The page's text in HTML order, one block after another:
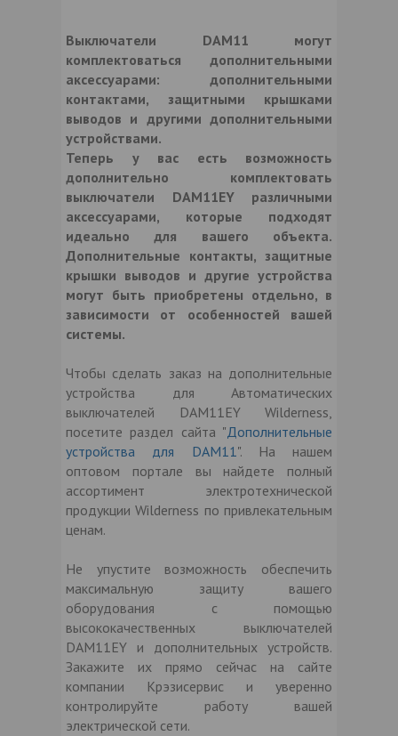
Выключатели DAM11 могут
комплектоваться дополнительными
аксессуарами: дополнительными
контактами, защитными крышками
выводов и другими дополнительными
устройствами.
Теперь у вас есть возможность
дополнительно комплектовать
выключатели DAM11EY различными
аксессуарами, которые подходят
идеально для вашего объекта.
Дополнительные контакты, защитные
крышки выводов и другие устройства
могут быть приобретены отдельно, в
зависимости от особенностей вашей
системы.
Чтобы сделать заказ на дополнительные
устройства для Автоматических
выключателей DAM11EY Wilderness,
посетите раздел сайта "Дополнительные
устройства для DAM11". На нашем
оптовом портале вы найдете полный
ассортимент электротехнической
продукции Wilderness по привлекательным
ценам.
Не упустите возможность обеспечить
максимальную защиту вашего
оборудования с помощью
высококачественных выключателей
DAM11EY и дополнительных устройств.
Закажите их прямо сейчас на сайте
компании Крэзисервис и уверенно
контролируйте работу вашей
электрической сети.